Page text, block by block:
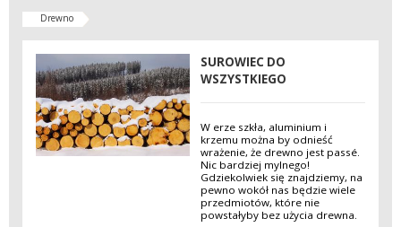
Drewno
SUROWIEC DO
WSZYSTKIEGO
W erze szkła, aluminium i
krzemu można by odnieść
wrażenie, że drewno jest passé.
Nic bardziej mylnego!
Gdziekolwiek się znajdziemy, na
pewno wokół nas będzie wiele
przedmiotów, które nie
powstałyby bez użycia drewna.